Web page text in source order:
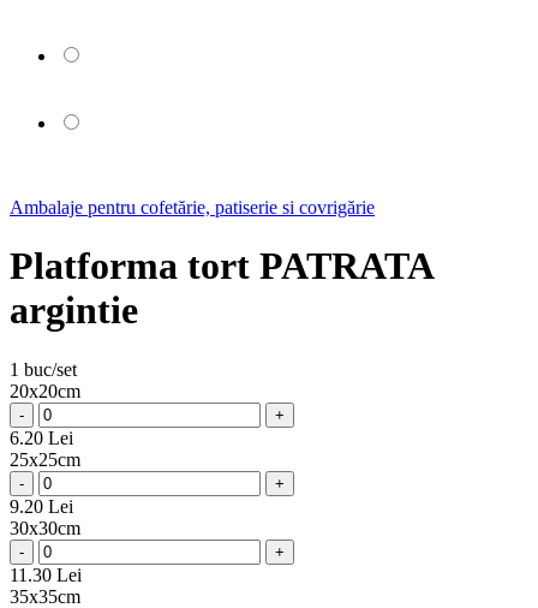
Ambalaje pentru cofetărie, patiserie si covrigărie
Platforma tort PATRATA
argintie
1 buc/set
20x20cm
- +
6.20 Lei
25x25cm
- +
9.20 Lei
30x30cm
- +
11.30 Lei
35x35cm